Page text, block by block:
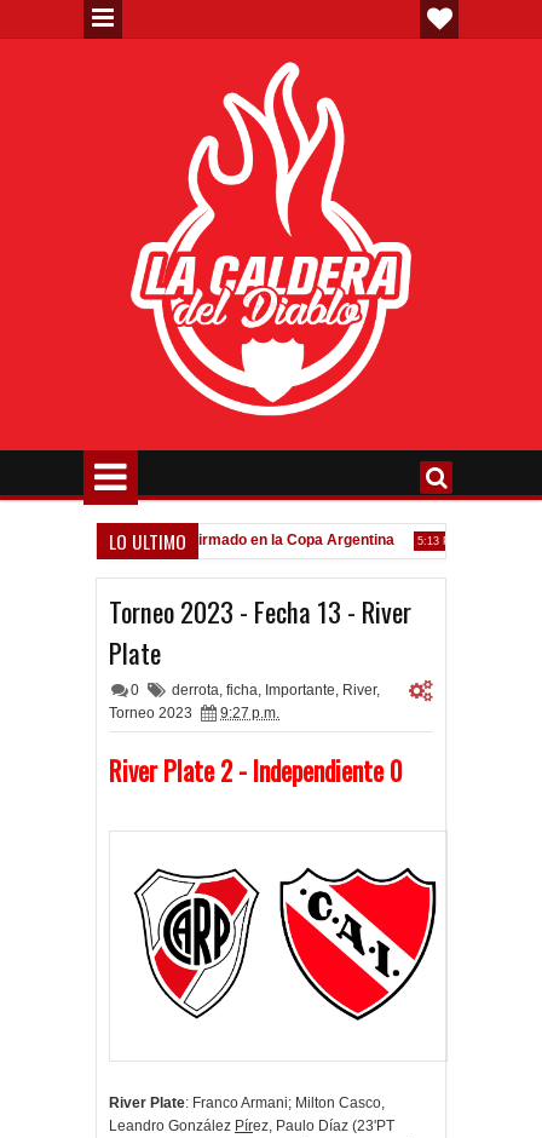
LO ULTIMO
Todo confirmado en la Copa Argentina 5:13 PM Goleada
Torneo 2023 - Fecha 13 - River
Plate
0 derrota, ficha, Importante, River,
Torneo 2023
9:27 p.m.
River Plate 2 - Independiente 0
River Plate: Franco Armani; Milton Casco,
Leandro González Pírez, Paulo Díaz (23'PT